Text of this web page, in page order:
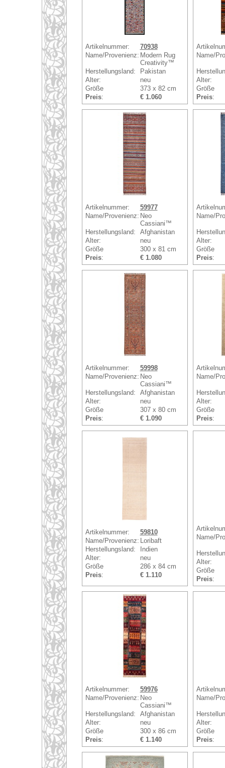
Artikelnummer:
70938
Name/Provenienz: Modern Rug
Creativity™
Herstellungsland:
Pakistan
Alter:
neu
Größe
373 x 82 cm
Preis: € 1.060
Name/
Alter:
Größe
Preis:
Artikelnummer:
59977
Name/Provenienz: Neo
Cassiani™
Herstellungsland:
Afghanistan
Alter:
neu
Größe
300 x 81 cm
Preis: € 1.080
Name/
Alter:
Größe
Preis:
Artikelnummer:
59998
Name/Provenienz: Neo
Cassiani™
Herstellungsland:
Afghanistan
Alter:
neu
Größe
307 x 80 cm
Preis: € 1.090
Name/
Alter:
Größe
Preis:
Artikelnummer:
59810
Name/Provenienz: Loribaft
Herstellungsland:
Indien
Alter:
neu
Größe
286 x 84 cm
Preis: € 1.110
Name/
Alter:
Größe
Preis:
Artikelnummer:
59976
Name/Provenienz: Neo
Cassiani™
Herstellungsland:
Afghanistan
Alter:
neu
Größe
300 x 86 cm
Preis: € 1.140
Name/
Alter:
Größe
Preis: